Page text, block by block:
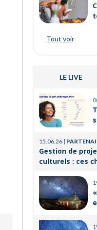
Tout voir
LE LIVE
15.06.26 |
Gestion de
culturels : ces
qui font vivre la